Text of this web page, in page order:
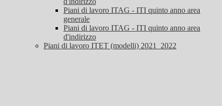
Piani di lavoro ITAG - ITI quinto anno area
generale
Piani di lavoro ITAG - ITI quinto anno area
d'indirizzo
Piani di lavoro ITET (modelli) 2021_2022